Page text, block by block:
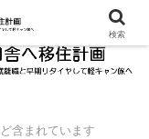
含まれています
検索